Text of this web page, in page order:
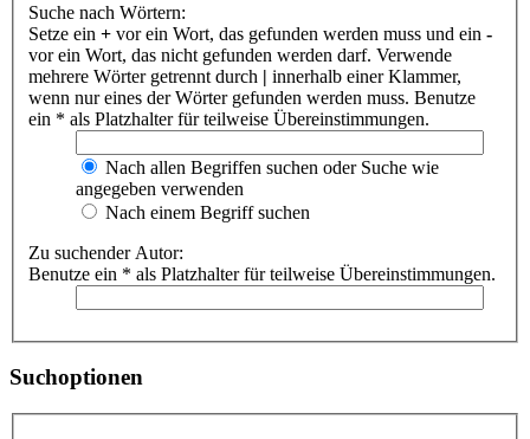
Suche nach Wörtern:
Setze ein + vor ein Wort, das gefunden werden muss und ein -
vor ein Wort, das nicht gefunden werden darf. Verwende
mehrere Wörter getrennt durch | innerhalb einer Klammer,
wenn nur eines der Wörter gefunden werden muss. Benutze
ein * als Platzhalter für teilweise Übereinstimmungen.
Nach allen Begriffen suchen oder Suche wie
angegeben verwenden
Nach einem Begriff suchen
Zu suchender Autor:
Benutze ein * als Platzhalter für teilweise Übereinstimmungen.
Suchoptionen